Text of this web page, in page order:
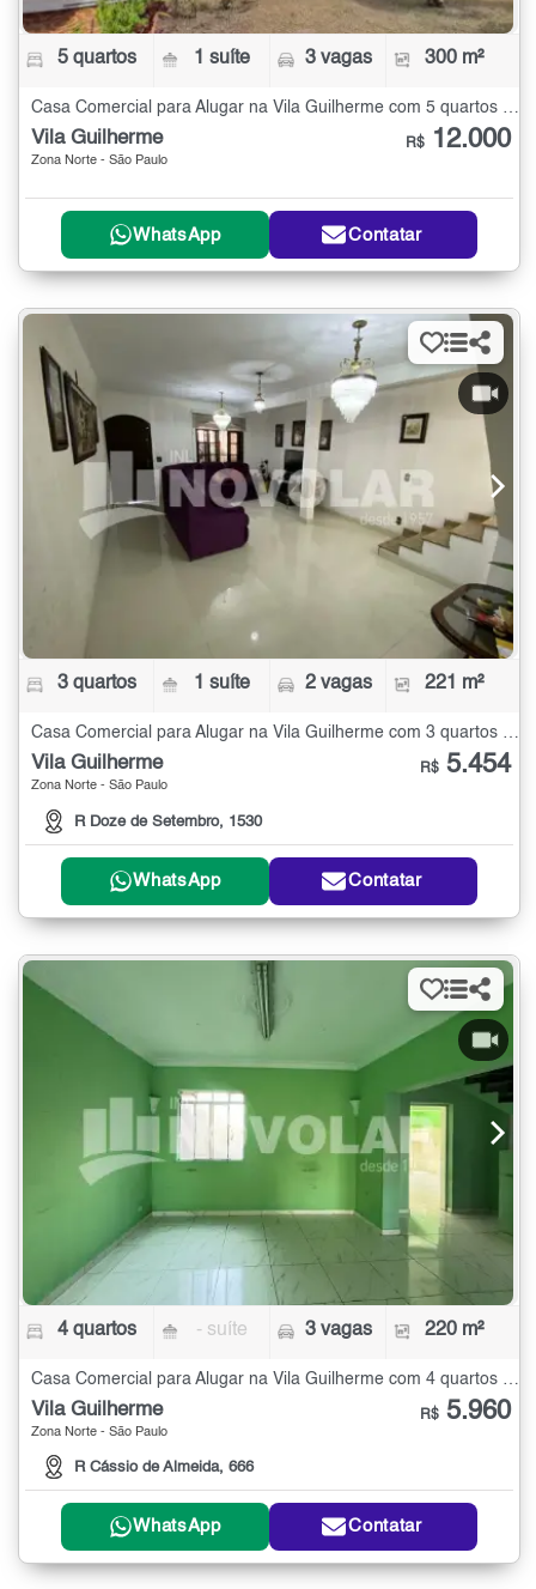
5 quartos 1 suíte 3 vagas 300 m²
Casa Comercial para Alugar na Vila Guilherme com 5 quartos - 300 m²
Vila Guilherme
Zona Norte - São Paulo
R$ 12.000
WhatsApp Contatar
3 quartos 1 suíte 2 vagas 221 m²
Casa Comercial para Alugar na Vila Guilherme com 3 quartos - 221 m²
Vila Guilherme
Zona Norte - São Paulo
R Doze de Setembro, 1530
R$ 5.454
WhatsApp Contatar
4 quartos - suíte 3 vagas 220 m²
Vila Guilherme
Zona Norte - São Paulo
R Cássio de Almeida, 666
R$ 5.960
WhatsApp Contatar